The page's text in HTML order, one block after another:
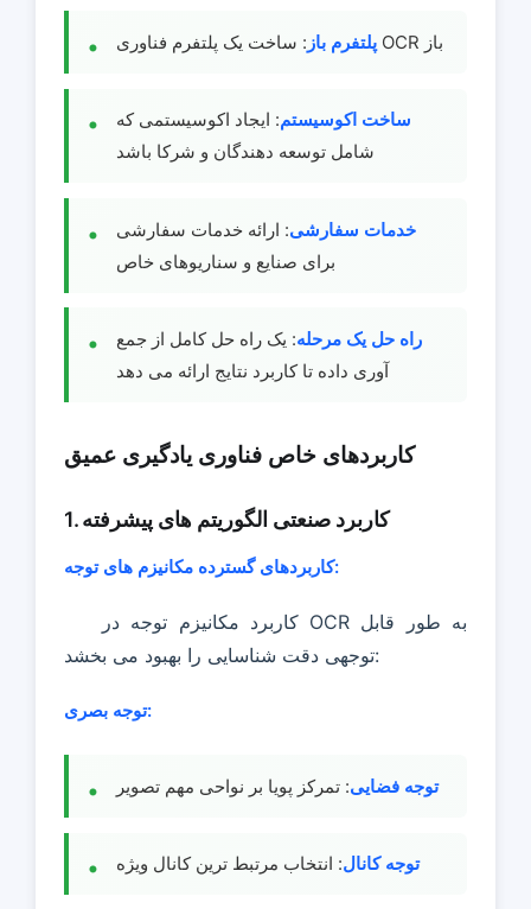
پلتفرم باز : ساخت یک پلتفرم فناوری OCR باز
ساخت اکوسیستم: ایجاد اکوسیستمی که
شامل توسعه دهندگان و شرکا باشد
خدمات سفارشی: ارائه خدمات سفارشی
برای صنایع و سناریوهای خاص
راه حل یک مرحله: یک راه حل کامل از جمع
آوری داده تا کاربرد نتایج ارائه می دهد
کاربردهای خاص فناوری یادگیری عمیق
1. کاربرد صنعتی الگوریتم های پیشرفته
کاربردهای گسترده مکانیزم های توجه:
کاربرد مکانیزم توجه در OCR به طور قابل
توجهی دقت شناسایی را بهبود می بخشد:
توجه بصری:
توجه فضایی: تمرکز پویا بر نواحی مهم تصویر
توجه کانال: انتخاب مرتبط ترین کانال ویژه